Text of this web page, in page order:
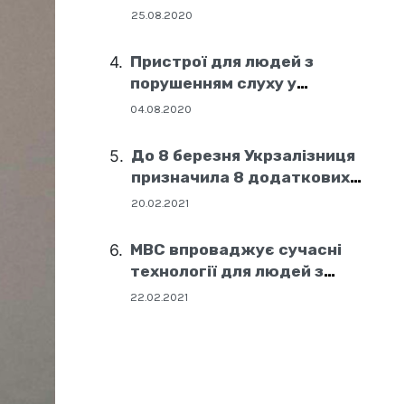
25.08.2020
Пристрої для людей з
порушенням слуху у
соціальних центрах Дніпра
04.08.2020
До 8 березня Укрзалізниця
призначила 8 додаткових
поїздів
20.02.2021
МВС впроваджує сучасні
технології для людей з
порушенням слуху
22.02.2021